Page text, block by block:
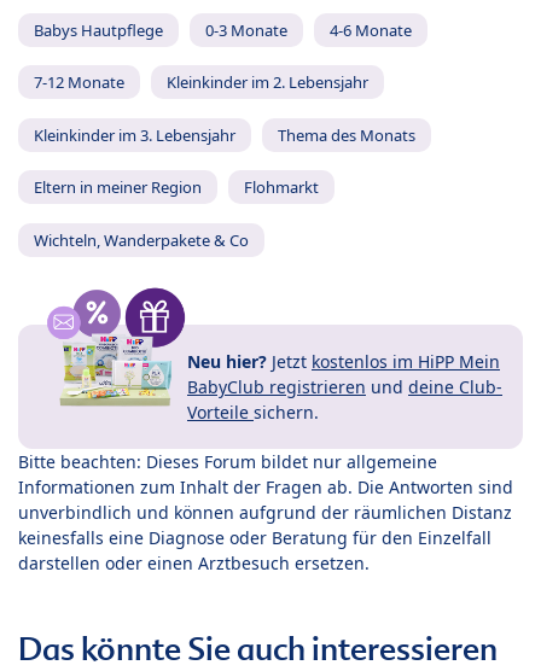
Babys Hautpflege 0-3 Monate 4-6 Monate
7-12 Monate Kleinkinder im 2. Lebensjahr
Kleinkinder im 3. Lebensjahr Thema des Monats
Eltern in meiner Region Flohmarkt
Wichteln, Wanderpakete & Co
Neu hier? Jetzt kostenlos im HiPP Mein
BabyClub registrieren und deine Club-
Vorteile sichern.
Bitte beachten: Dieses Forum bildet nur allgemeine
Informationen zum Inhalt der Fragen ab. Die Antworten sind
unverbindlich und können aufgrund der räumlichen Distanz
keinesfalls eine Diagnose oder Beratung für den Einzelfall
darstellen oder einen Arztbesuch ersetzen.
Das könnte Sie auch interessieren